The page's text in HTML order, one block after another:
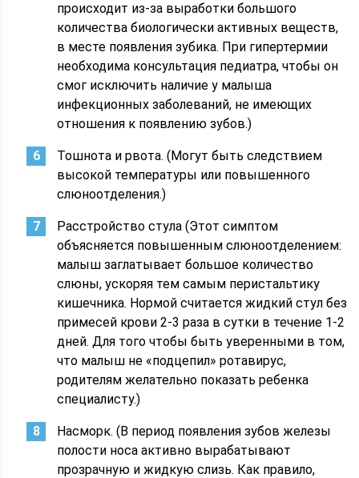
происходит из-за выработки большого
количества биологически активных веществ,
в месте появления зубика. При гипертермии
необходима консультация педиатра, чтобы он
смог исключить наличие у малыша
инфекционных заболеваний, не имеющих
отношения к появлению зубов.)
Тошнота и рвота. (Могут быть следствием
высокой температуры или повышенного
слюноотделения.)
Расстройство стула (Этот симптом
объясняется повышенным слюноотделением:
малыш заглатывает большое количество
слюны, ускоряя тем самым перистальтику
кишечника. Нормой считается жидкий стул без
примесей крови 2-3 раза в сутки в течение 1-2
дней. Для того чтобы быть уверенными в том,
что малыш не «подцепил» ротавирус,
родителям желательно показать ребенка
специалисту.)
Насморк. (В период появления зубов железы
полости носа активно вырабатывают
прозрачную и жидкую слизь. Как правило,